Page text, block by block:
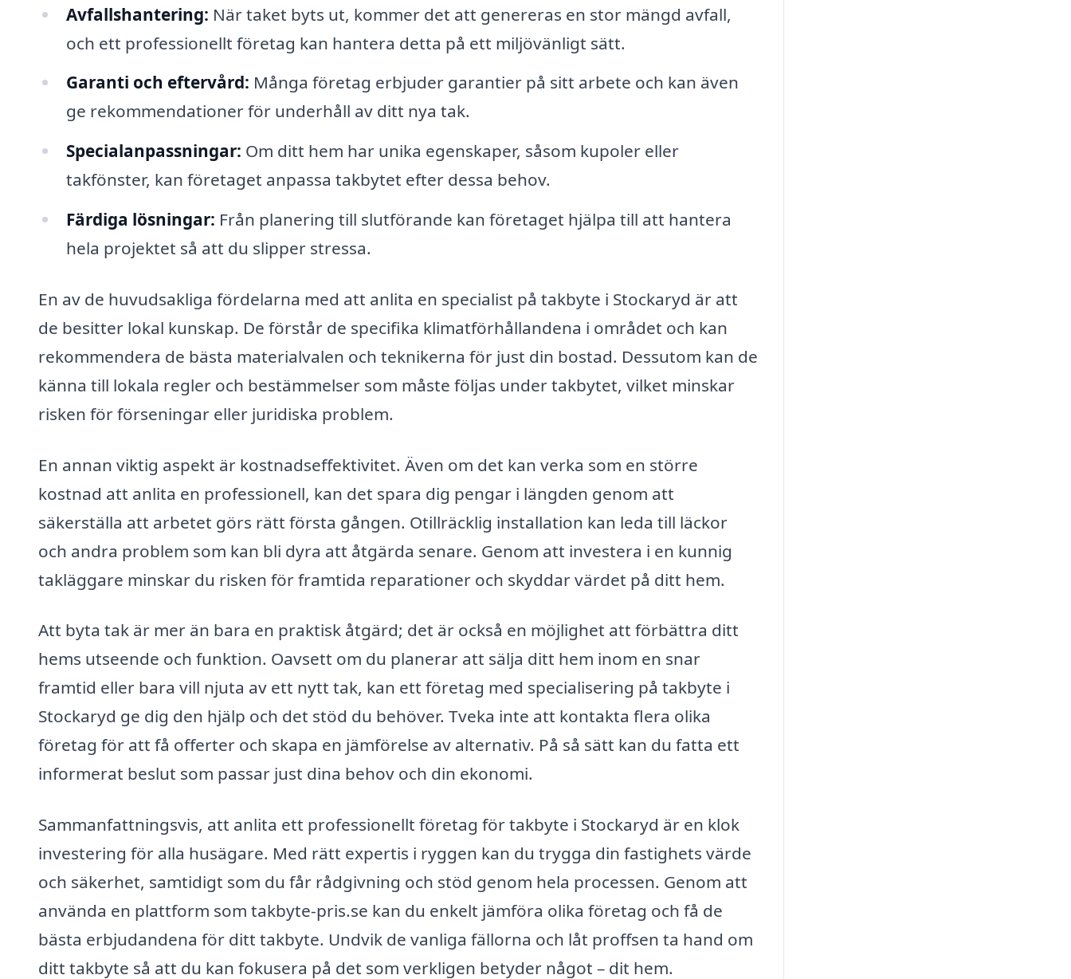
Avfallshantering: När taket byts ut, kommer det att genereras en stor mängd avfall,
och ett professionellt företag kan hantera detta på ett miljövänligt sätt.
Garanti och eftervård: Många företag erbjuder garantier på sitt arbete och kan även
ge rekommendationer för underhåll av ditt nya tak.
Specialanpassningar: Om ditt hem har unika egenskaper, såsom kupoler eller
takfönster, kan företaget anpassa takbytet efter dessa behov.
Färdiga lösningar: Från planering till slutförande kan företaget hjälpa till att hantera
hela projektet så att du slipper stressa.
En av de huvudsakliga fördelarna med att anlita en specialist på takbyte i Stockaryd är att
de besitter lokal kunskap. De förstår de specifika klimatförhållandena i området och kan
rekommendera de bästa materialvalen och teknikerna för just din bostad. Dessutom kan de
känna till lokala regler och bestämmelser som måste följas under takbytet, vilket minskar
risken för förseningar eller juridiska problem.
En annan viktig aspekt är kostnadseffektivitet. Även om det kan verka som en större
kostnad att anlita en professionell, kan det spara dig pengar i längden genom att
säkerställa att arbetet görs rätt första gången. Otillräcklig installation kan leda till läckor
och andra problem som kan bli dyra att åtgärda senare. Genom att investera i en kunnig
takläggare minskar du risken för framtida reparationer och skyddar värdet på ditt hem.
Att byta tak är mer än bara en praktisk åtgärd; det är också en möjlighet att förbättra ditt
hems utseende och funktion. Oavsett om du planerar att sälja ditt hem inom en snar
framtid eller bara vill njuta av ett nytt tak, kan ett företag med specialisering på takbyte i
Stockaryd ge dig den hjälp och det stöd du behöver. Tveka inte att kontakta flera olika
företag för att få offerter och skapa en jämförelse av alternativ. På så sätt kan du fatta ett
informerat beslut som passar just dina behov och din ekonomi.
Sammanfattningsvis, att anlita ett professionellt företag för takbyte i Stockaryd är en klok
investering för alla husägare. Med rätt expertis i ryggen kan du trygga din fastighets värde
och säkerhet, samtidigt som du får rådgivning och stöd genom hela processen. Genom att
använda en plattform som takbyte-pris.se kan du enkelt jämföra olika företag och få de
bästa erbjudandena för ditt takbyte. Undvik de vanliga fällorna och låt proffsen ta hand om
ditt takbyte så att du kan fokusera på det som verkligen betyder något – dit hem.